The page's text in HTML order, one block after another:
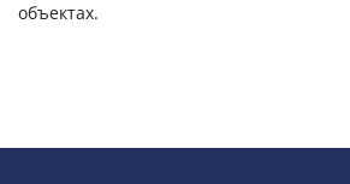
объектах.